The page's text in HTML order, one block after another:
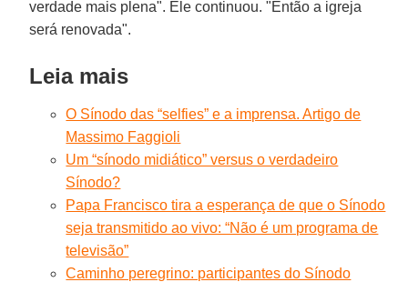
verdade mais plena". Ele continuou. "Então a igreja
será renovada".
Leia mais
O Sínodo das “selfies” e a imprensa. Artigo de
Massimo Faggioli
Um “sínodo midiático” versus o verdadeiro
Sínodo?
Papa Francisco tira a esperança de que o Sínodo
seja transmitido ao vivo: “Não é um programa de
televisão”
Caminho peregrino: participantes do Sínodo